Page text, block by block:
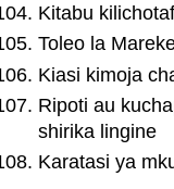
Kitabu
Toleo la
Kiasi kimoja
Ripoti au
shirika lingine
Karatasi ya